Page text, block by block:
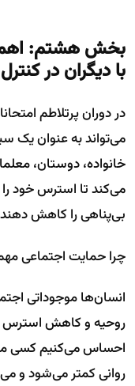
بخش هشتم:
با دیگران در
در دوران پرتلاطم
می‌تواند به عنوان یک
خانواده، دوستان،
می‌کند تا استرس خود
بی‌پناهی را کاهش
چرا حمایت اجتماعی
انسان‌ها موجوداتی
روحیه و کاهش
احساس می‌کنیم کسی
روانی کمتر می‌شود و